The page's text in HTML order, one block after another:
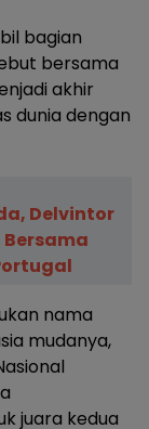
bagian
bersama
akhir
dunia dengan
Delvintor
nama
mudanya,
juara kedua